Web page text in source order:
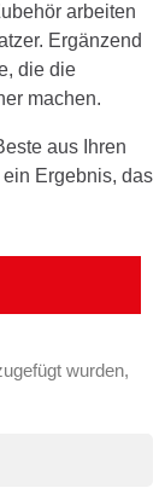
arbeiten
Ergänzend
die die
machen.
aus Ihren
Ergebnis, das
wurden,